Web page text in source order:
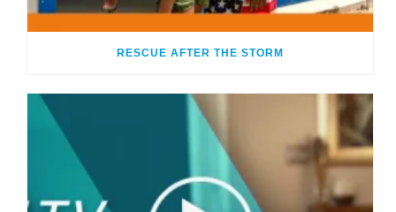
RESCUE AFTER THE STORM